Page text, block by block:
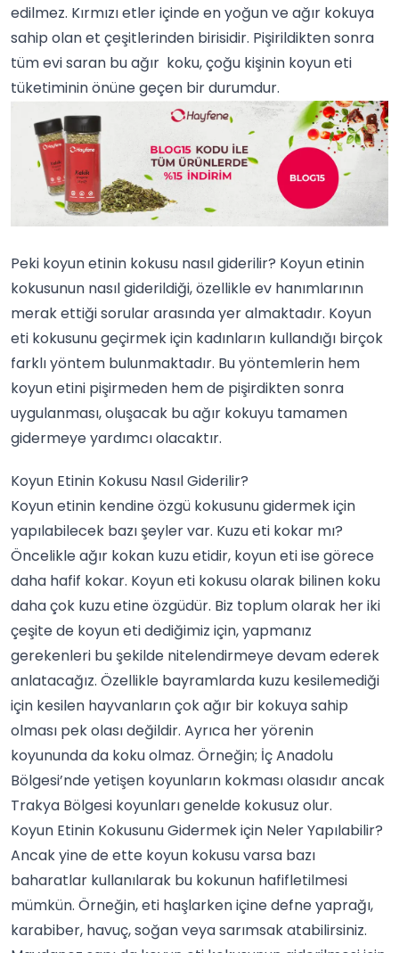
edilmez. Kırmızıetleriçinde en yoğun ve ağır kokuya
sahip olan et çeşitlerinden birisidir. Pişirildikten sonra
tüm evi saran bu ağır koku, çoğu kişinin koyun eti
tüketiminin önüne geçen bir durumdur.
Peki koyun etinin kokusu nasıl giderilir? Koyun etinin
kokusunun nasıl giderildiği, özellikle ev hanımlarının
merak ettiği sorular arasında yer almaktadır. Koyun
eti kokusunu geçirmek için kadınların kullandığı birçok
farklı yöntem bulunmaktadır. Bu yöntemlerin hem
koyun etini pişirmeden hem de pişirdikten sonra
uygulanması, oluşacak bu ağır kokuyu tamamen
gidermeye yardımcı olacaktır.
Koyun Etinin Kokusu Nasıl Giderilir?
Koyun etinin kendine özgü kokusunu gidermek için
yapılabilecek bazı şeyler var. Kuzu eti kokar mı?
Öncelikle ağır kokan kuzu etidir, koyun eti ise görece
daha hafif kokar. Koyun eti kokusu olarak bilinen koku
daha çok kuzu etine özgüdür. Biz toplum olarak her iki
çeşite de koyun eti dediğimiz için, yapmanız
gerekenleri bu şekilde nitelendirmeye devam ederek
anlatacağız. Özellikle bayramlarda kuzu kesilemediği
için kesilen hayvanların çok ağır bir kokuya sahip
olması pek olası değildir. Ayrıca her yörenin
koyununda da koku olmaz. Örneğin; İç Anadolu
Bölgesi’nde yetişen koyunların kokması olasıdır ancak
Trakya Bölgesi koyunları genelde kokusuz olur.
Koyun Etinin Kokusunu Gidermek için Neler Yapılabilir?
Ancak yine de ette koyun kokusu varsa bazı
baharatlar kullanılarak bu kokunun hafifletilmesi
mümkün. Örneğin, eti haşlarken içinedefne yaprağı,
karabiber, havuç,soğanveyasarımsakatabilirsiniz.